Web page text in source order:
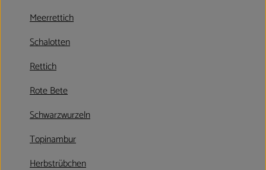
Kühltheke
Aktionen & Neues
Naturkost
Getränke
Haushaltswaren
So geht´s
Meerrettich
Schalotten
Rettich
Rote Bete
Schwarzwurzeln
Topinambur
Herbstrübchen